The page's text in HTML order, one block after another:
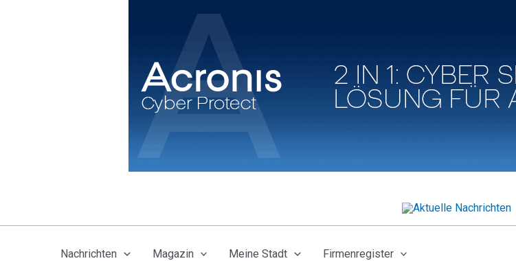
Nachrichten Magazin Meine Stadt Firmenregister